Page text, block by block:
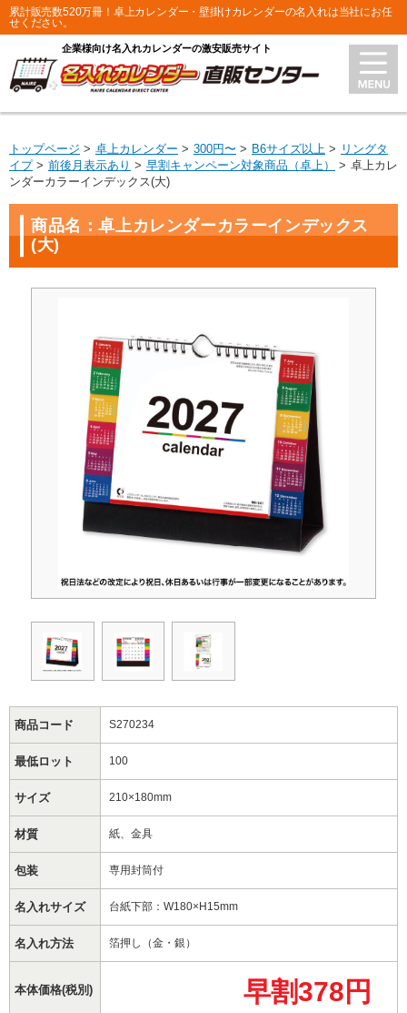
累計販売数520万冊！卓上カレンダー・壁掛けカレンダーの名入れは当社にお任
せください。
企業様向け名入れカレンダーの激安販売サイト
トップページ 卓上カレンダー 300円〜 B6サイズ以上
リングタ
イプ
前後月表示あり 早割キャンペーン対象商品（卓上）
卓上カレ
ンダーカラーインデックス(大)
商品名：卓上カレンダーカラーインデックス
(大)
商品コード S270234
最低ロット 100
サイズ 210×180mm
材質 紙、金具
包装 専用封筒付
名入れサイズ 台紙下部：W180×H15mm
名入れ方法 箔押し（金・銀）
本体価格(税別) 早割378円